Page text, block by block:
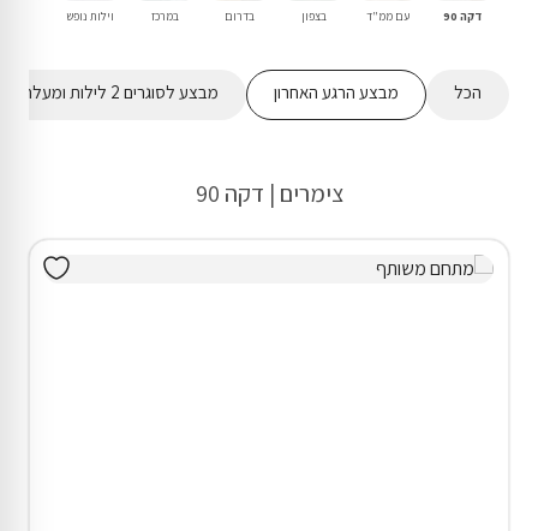
דקה 90 עם ממ"ד בצפון בדרום במרכז וילות נופש
הכל מבצע הרגע האחרון מבצע לסוגרים 2 לילות ומעלה
צימרים | דקה 90